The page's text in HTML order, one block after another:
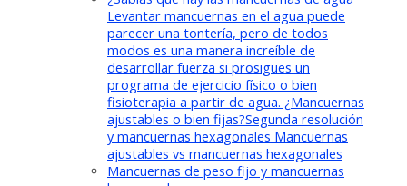
Levantar mancuernas en el agua puede
parecer una tontería, pero de todos
modos es una manera increíble de
desarrollar fuerza si prosigues un
programa de ejercicio físico o bien
fisioterapia a partir de agua. ¿Mancuernas
ajustables o bien fijas?Segunda resolución
y mancuernas hexagonales Mancuernas
ajustables vs mancuernas hexagonales
Mancuernas de peso fijo y mancuernas